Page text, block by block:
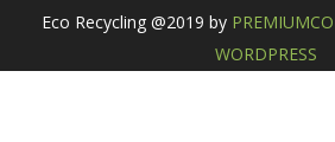
Eco Recycling @2019 by
WORDPRESS